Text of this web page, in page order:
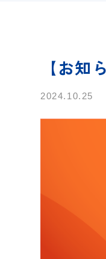
【お
2024.10.25